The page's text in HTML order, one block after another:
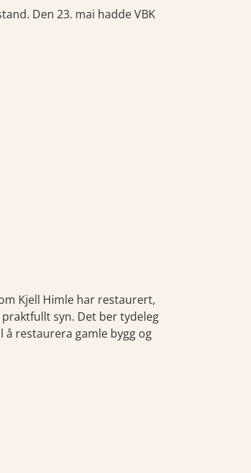
Den 23. mai hadde VBK
Kjell Himle har restaurert,
syn. Det ber tydeleg
å restaurera gamle bygg og